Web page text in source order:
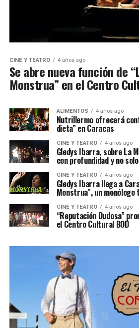
CINE Y TEATRO 4 años ago
Se abre nueva función de
Monstrua” en el Centro
ALIMENTOS 4 años ago
Nutrillermo ofrecerá
dieta” en Caracas
CINE Y TEATRO 4 años ago
Gledys Ibarra, sobre La
con profundidad y no
CINE Y TEATRO 4 años ago
Gledys Ibarra llega a
Monstrua”, un
CINE Y TEATRO 4 años ago
“Reputación Dudosa”
el Centro Cultural BOD